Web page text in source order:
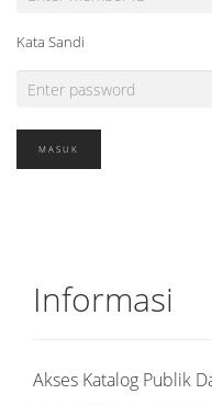
Kata Sandi
Informasi
Akses Katalog Publik